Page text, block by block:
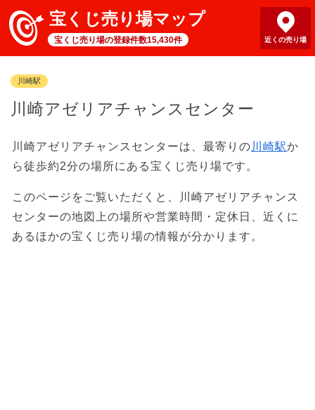
宝くじ売り場マップ
宝くじ売り場の登録件数15,430件 近くの売り場
川崎駅
川崎アゼリアチャンスセンター
川崎アゼリアチャンスセンターは、最寄りの 川崎駅か
ら徒歩約2分の場所にある宝くじ売り場です。
このページをご覧いただくと、川崎アゼリアチャンス
センターの地図上の場所や営業時間・定休日、近くに
あるほかの宝くじ売り場の情報が分かります。